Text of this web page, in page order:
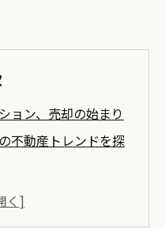
ョン、売却の始まり
不動産トレンドを探
する売却の第一歩